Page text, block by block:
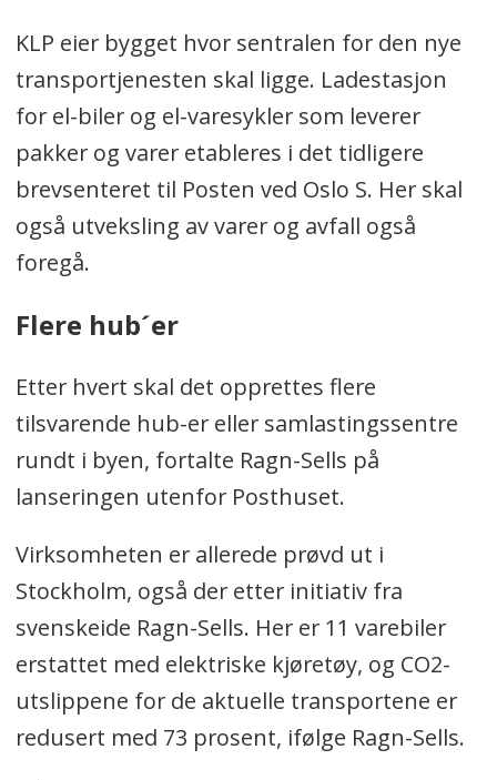
KLP eier bygget hvor sentralen for den nye
transportjenesten skal ligge. Ladestasjon
for el-biler og el-varesykler som leverer
pakker og varer etableres i det tidligere
brevsenteret til Posten ved Oslo S. Her skal
også utveksling av varer og avfall også
foregå.
Flere hub´er
Etter hvert skal det opprettes flere
tilsvarende hub-er eller samlastingssentre
rundt i byen, fortalte Ragn-Sells på
lanseringen utenfor Posthuset.
Virksomheten er allerede prøvd ut i
Stockholm, også der etter initiativ fra
svenskeide Ragn-Sells. Her er 11 varebiler
erstattet med elektriske kjøretøy, og CO2-
utslippene for de aktuelle transportene er
redusert med 73 prosent, ifølge Ragn-Sells.